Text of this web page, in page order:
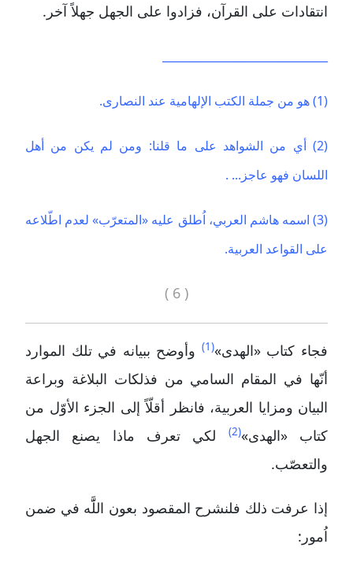
انتقادات على القرآن، فزادوا على الجهل جهلاً آخر.
(1) هو من جملة الكتب الإلهامية عند النصارى.
(2) أي من الشواهد على ما قلنا: ومن لم يكن من أهل
اللسان فهو عاجز... .
(3) اسمه هاشم العربي، اُطلق عليه «المتعرّب» لعدم اطّلاعه
على القواعد العربية.
( 6 )
فجاء كتاب «الهدى»(1)
وأوضح ببيانه في تلك الموارد
أنّها في المقام السامي من فذلكات البلاغة وبراعة
البيان ومزايا العربية، فانظر أقلّاً إلى الجزء الأوّل من
كتاب «الهدى»(2)
لكي تعرف ماذا يصنع الجهل
والتعصّب.
إذا عرفت ذلك فلنشرح المقصود بعون اللََّه في ضمن
اُمور: